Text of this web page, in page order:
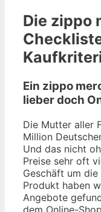
Die zippo
Ein zippo
lieber doch
Die Mutter aller
Million
Und das nicht
Preise sehr oft
Geschäft um
Produkt haben
Angebote
dem Online-